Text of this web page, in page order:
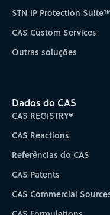
STN IP Protection
CAS Custom Services
Outras soluções
Dados do CAS
CAS REGISTRY®
CAS Reactions
Referências do CAS
CAS Patents
CAS Commercial